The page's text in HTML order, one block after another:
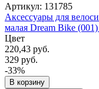
Артикул: 131785
Аксессуары для
малая Dream Bike
Цвет
220,43 руб.
329 руб.
-33%
В корзину